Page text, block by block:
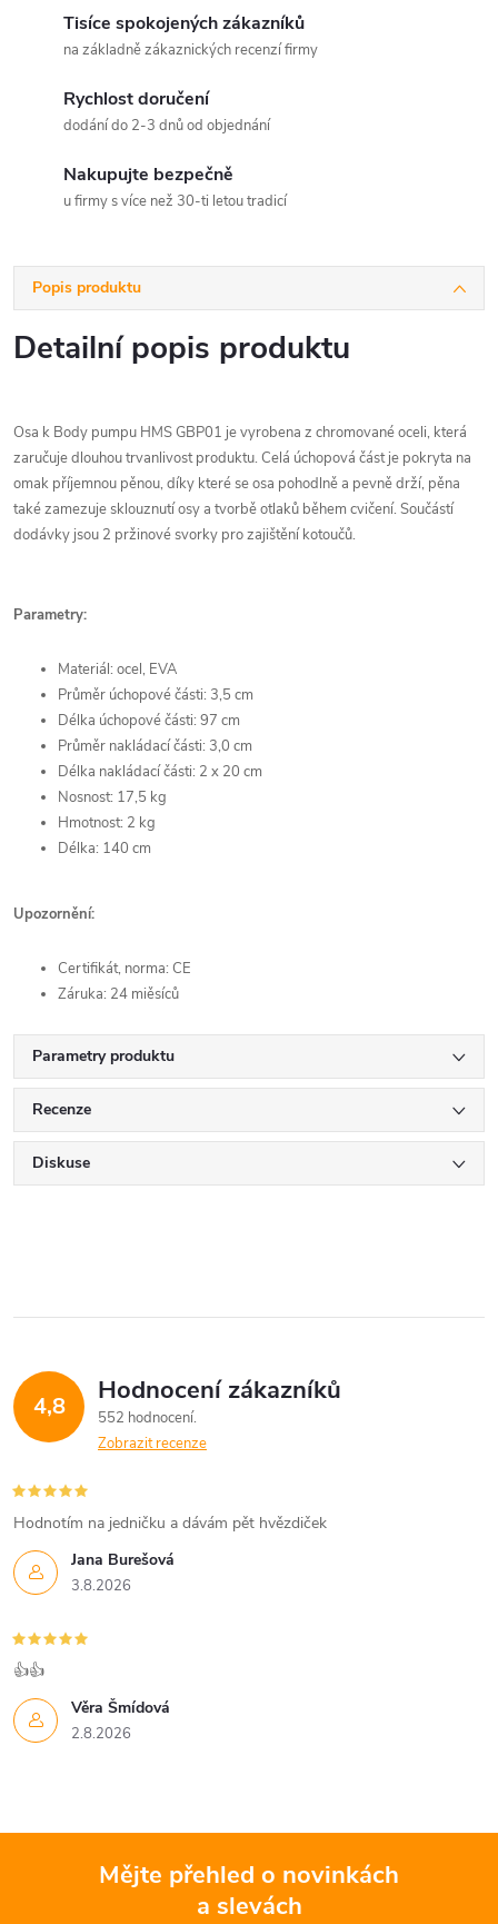
Tisíce spokojených zákazníků
na základně zákaznických recenzí firmy
Rychlost doručení
dodání do 2-3 dnů od objednání
Nakupujte bezpečně
u firmy s více než 30-ti letou tradicí
Popis produktu
Detailní popis produktu
Osa k Body pumpu HMS GBP01 je vyrobena z chromované oceli, která
zaručuje dlouhou trvanlivost produktu. Celá úchopová část je pokryta na
omak příjemnou pěnou, díky které se osa pohodlně a pevně drží, pěna
také zamezuje sklouznutí osy a tvorbě otlaků během cvičení. Součástí
dodávky jsou 2 pržinové svorky pro zajištění kotoučů.
Parametry:
Materiál: ocel, EVA
Průměr úchopové části: 3,5 cm
Délka úchopové části: 97 cm
Průměr nakládací části: 3,0 cm
Délka nakládací části: 2 x 20 cm
Nosnost: 17,5 kg
Hmotnost: 2 kg
Délka: 140 cm
Upozornění:
Certifikát, norma: CE
Záruka: 24 miěsíců
Parametry produktu
Recenze
Diskuse
4,8 Hodnocení zákazníků
552 hodnocení
Zobrazit recenze
Jana Burešová
3.8.2026
Hodnotím na jedničku a dávám pět hvězdiček
Věra Šmídová
2.8.2026
👍👍
Mějte přehled o novinkách
a slevách